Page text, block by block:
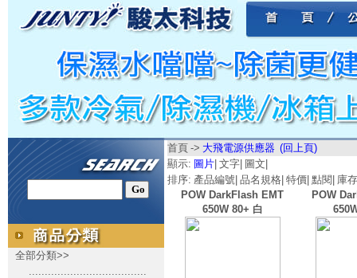
全部分類>>
.....................................
首頁 -> 大飛電源供應器 (回上頁)
顯示: 圖片 文字 圖文
排序: 產品編號 品名規格 特價 點閱 庫
POW DarkFlash EMT
650W 80+ 白
POW